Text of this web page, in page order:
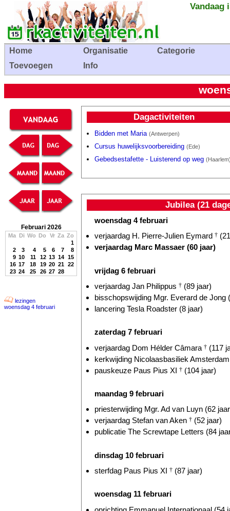
Vandaag
Home Organisatie
Categorie
Toevoegen
Info
Februari 2026
Ma Di Wo Do Vr Za Zo
1
2
3 4 5 6 7
8
9 10 11 12 13 14 15
16 17 18 19 20 21 22
23 24 25 26 27 28
lezingen
woensdag 4 februari
Dagactiviteiten
Bidden met Maria (Antwerpen)
Cursus huwelijksvoorbereiding (Ede)
Gebedsestafette - Luisterend op weg
Jubilea (21
woensdag 4 februari
verjaardag H. Pierre-Julien Eymard †
verjaardag Marc Massaer (60 jaar)
vrijdag 6 februari
verjaardag Jan Philippus † (89 jaar)
bisschopswijding Mgr. Everard de Jong
lancering Tesla Roadster (8 jaar)
zaterdag 7 februari
verjaardag Dom Hélder Câmara † (117
kerkwijding Nicolaasbasiliek
pauskeuze Paus Pius XI † (104 jaar)
maandag 9 februari
priesterwijding Mgr. Ad van Luyn (62
verjaardag Stefan van Aken † (52 jaar)
publicatie The Screwtape Letters (84
dinsdag 10 februari
sterfdag Paus Pius XI † (87 jaar)
woensdag 11 februari